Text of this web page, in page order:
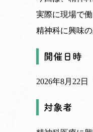
実際に現場で
精神科に興味
開催日時
2026年8月22日
対象者